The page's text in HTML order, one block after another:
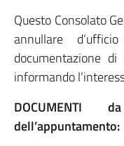
Questo Consolato
annullare
documentazione
informando
dell’appuntamento: